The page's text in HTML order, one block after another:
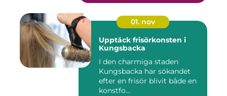
01. nov
Upptäck frisörkonsten i
Kungsbacka
I den charmiga staden
Kungsbacka har sökandet
efter en frisör blivit både en
konstfo...